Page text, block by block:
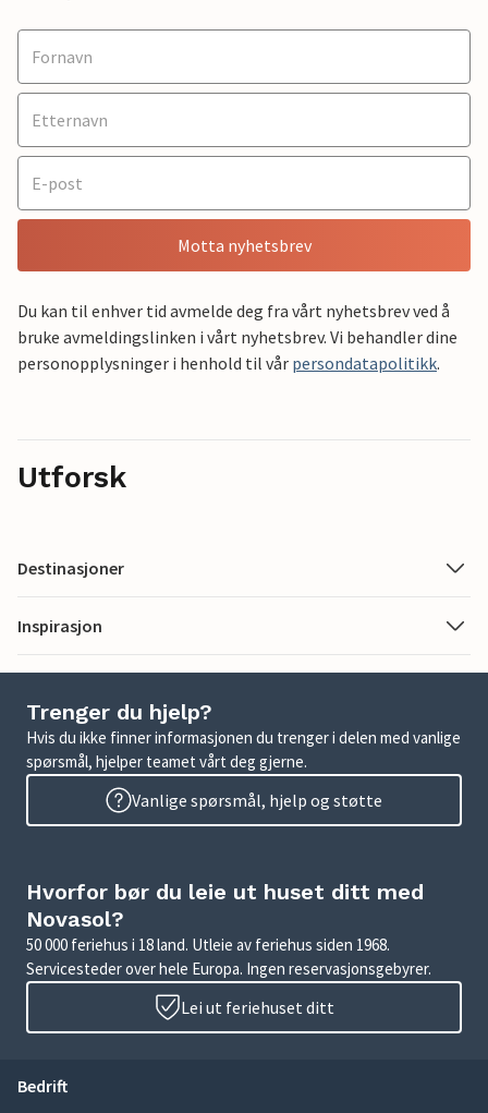
Motta nyhetsbrev
Du kan til enhver tid avmelde deg fra vårt nyhetsbrev ved å
bruke avmeldingslinken i vårt nyhetsbrev. Vi behandler dine
personopplysninger i henhold til vår persondatapolitikk.
Utforsk
Destinasjoner
Inspirasjon
Trenger du hjelp?
Hvis du ikke finner informasjonen du trenger i delen med vanlige
spørsmål, hjelper teamet vårt deg gjerne.
Vanlige spørsmål, hjelp og støtte
Hvorfor bør du leie ut huset ditt med
Novasol?
50 000 feriehus i 18 land. Utleie av feriehus siden 1968.
Servicesteder over hele Europa. Ingen reservasjonsgebyrer.
Lei ut feriehuset ditt
Bedrift